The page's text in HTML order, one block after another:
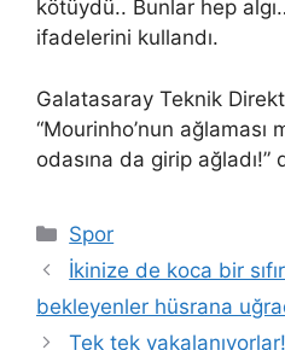
kötüydü.. Bunlar hep
ifadelerini kullandı.
Galatasaray Teknik
“Mourinho’nun ağlaması
odasına da girip ağladı!”
Kategoriler
Spor
İkinize de koca bir
bekleyenler hüsrana
Tek tek